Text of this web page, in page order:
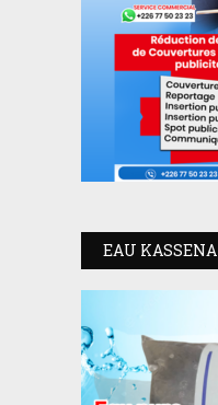
EAU KASSENA